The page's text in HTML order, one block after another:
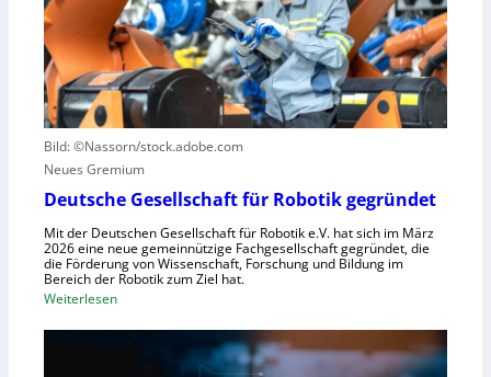
u
n
u
t
z
e
n
e
u
e
r
u
n
g
s
s
y
s
t
e
z
e
n
t
r
u
m
f
ü
R
o
b
o
t
Bild: ©Nassorn/stock.adobe.com
Neues Gremium
Deutsche Gesellschaft für Robotik gegründet
Mit der Deutschen Gesellschaft für Robotik e.V. hat sich im März
2026 eine neue gemeinnützige Fachgesellschaft gegründet, die
die Förderung von Wissenschaft, Forschung und Bildung im
Bereich der Robotik zum Ziel hat.
Weiterlesen: